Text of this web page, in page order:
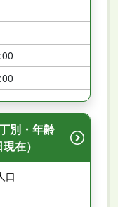
別・年齢
在）
口